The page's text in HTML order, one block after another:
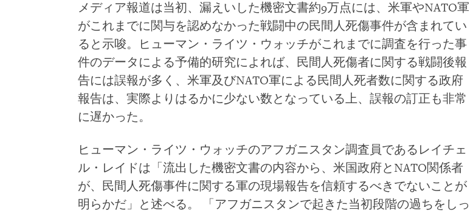
メディア報道は当初、漏えいした機密文書約9万点には、米軍やNATO軍
がこれまでに関与を認めなかった戦闘中の民間人死傷事件が含まれてい
ると示唆。ヒューマン・ライツ・ウォッチがこれまでに調査を行った事
件のデータによる予備的研究によれば、民間人死傷者に関する戦闘後報
告には誤報が多く、米軍及びNATO軍による民間人死者数に関する政府
報告は、実際よりはるかに少ない数となっている上、誤報の訂正も非常
に遅かった。
ヒューマン・ライツ・ウォッチのアフガニスタン調査員であるレイチェ
ル・レイドは「流出した機密文書の内容から、米国政府とNATO関係者
が、民間人死傷事件に関する軍の現場報告を信頼するべきでないことが
明らかだ」と述べる。 「アフガニスタンで起きた当初段階の過ちをしっ